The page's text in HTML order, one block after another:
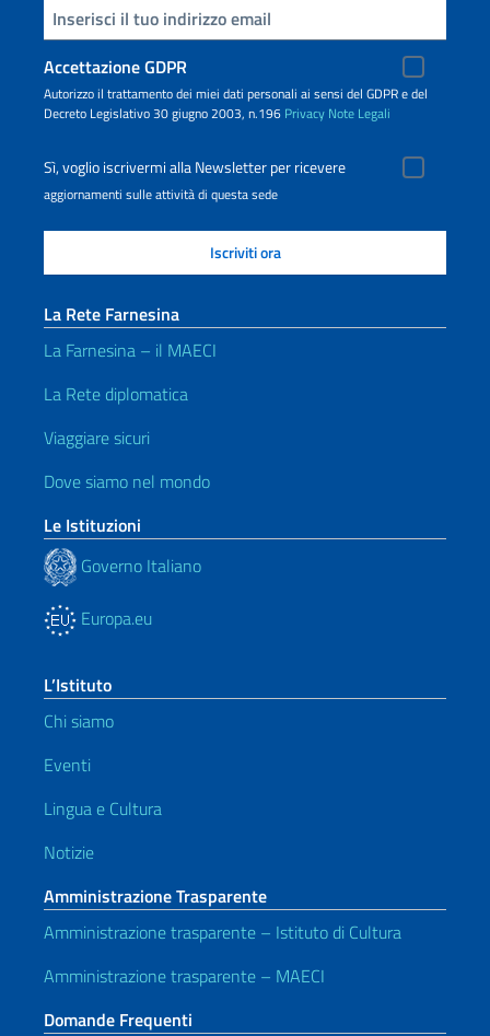
Inserisci la tua email
Accettazione GDPR
Autorizzo il trattamento dei miei dati personali ai sensi del GDPR e del
Decreto Legislativo 30 giugno 2003, n.196 Privacy Note Legali
Sì, voglio iscrivermi alla Newsletter per ricevere
aggiornamenti sulle attività di questa sede
La Rete Farnesina
La Farnesina – il MAECI
La Rete diplomatica
Viaggiare sicuri
Dove siamo nel mondo
Le Istituzioni
Governo Italiano
Europa.eu
L’Istituto
Chi siamo
Eventi
Lingua e Cultura
Notizie
Amministrazione Trasparente
Amministrazione trasparente – Istituto di Cultura
Amministrazione trasparente – MAECI
Domande Frequenti